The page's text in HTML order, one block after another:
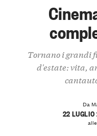
Tornano i grandi
d'estate: vita,
Da
22